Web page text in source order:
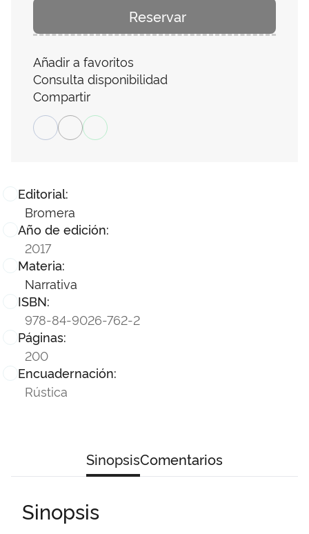
Editorial:
Bromera
Año de edición:
2017
Materia:
Narrativa
ISBN:
978-84-9026-762-2
Páginas:
200
Encuadernación:
Rústica
Reservar
Añadir a favoritos
Consulta disponibilidad
Compartir
SinopsisComentarios
Sinopsis